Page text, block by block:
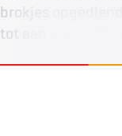
brokjes
tot aan vraag 30